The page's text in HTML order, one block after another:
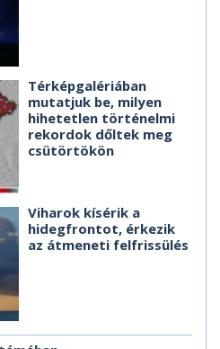
Térképgalériában
mutatjuk be, milyen
hihetetlen történelmi
rekordok dőltek meg
csütörtökön
Viharok kísérik a
hidegfrontot, érkezik
az átmeneti felfrissülés